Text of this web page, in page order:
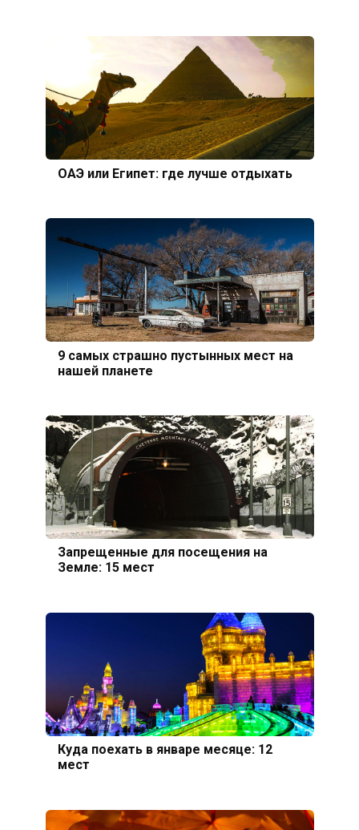
ОАЭ или Египет: где лучше отдыхать
9 самых страшно пустынных мест на
нашей планете
Запрещенные для посещения на
Земле: 15 мест
Куда поехать в январе месяце: 12
мест